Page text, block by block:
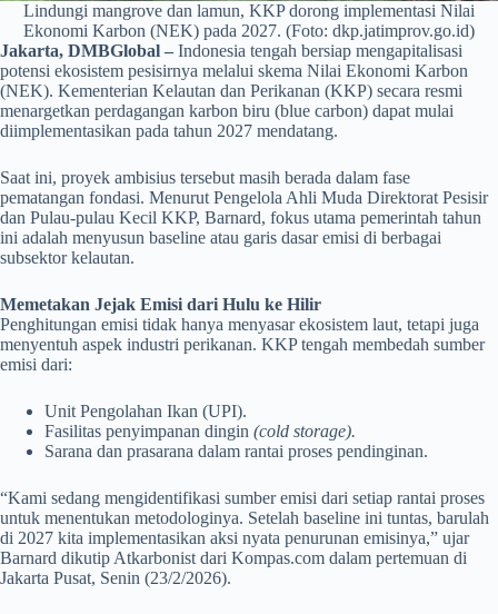
Lindungi mangrove dan lamun, KKP dorong implementasi Nilai
Ekonomi Karbon (NEK) pada 2027. (Foto: dkp.jatimprov.go.id)
Jakarta, DMBGlobal – Indonesia tengah bersiap mengapitalisasi
potensi ekosistem pesisirnya melalui skema Nilai Ekonomi Karbon
(NEK). Kementerian Kelautan dan Perikanan (KKP) secara resmi
menargetkan perdagangan karbon biru (blue carbon) dapat mulai
diimplementasikan pada tahun 2027 mendatang.
Saat ini, proyek ambisius tersebut masih berada dalam fase
pematangan fondasi. Menurut Pengelola Ahli Muda Direktorat Pesisir
dan Pulau-pulau Kecil KKP, Barnard, fokus utama pemerintah tahun
ini adalah menyusun baseline atau garis dasar emisi di berbagai
subsektor kelautan.
Memetakan Jejak Emisi dari Hulu ke Hilir
Penghitungan emisi tidak hanya menyasar ekosistem laut, tetapi juga
menyentuh aspek industri perikanan. KKP tengah membedah sumber
emisi dari:
Unit Pengolahan Ikan (UPI).
Fasilitas penyimpanan dingin (cold storage).
Sarana dan prasarana dalam rantai proses pendinginan.
“Kami sedang mengidentifikasi sumber emisi dari setiap rantai proses
untuk menentukan metodologinya. Setelah baseline ini tuntas, barulah
di 2027 kita implementasikan aksi nyata penurunan emisinya,” ujar
Barnard dikutip Atkarbonist dari Kompas.com dalam pertemuan di
Jakarta Pusat, Senin (23/2/2026).